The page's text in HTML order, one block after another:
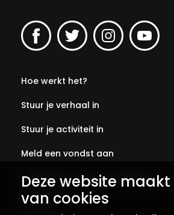
Deze website
van cookies
Hoe werkt het?
Stuur je verhaal in
Stuur je activiteit in
Meld een vondst aan
Abonneer je op onze verhalen
Contact